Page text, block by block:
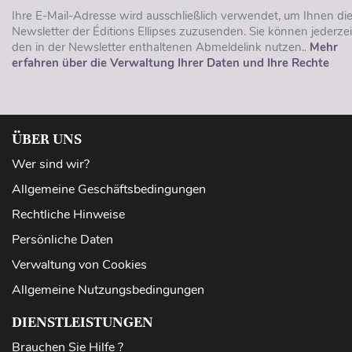
Ihre E-Mail-Adresse wird ausschließlich verwendet, um Ihnen die
Newsletter der Éditions Ellipses zuzusenden. Sie können
den in der Newsletter enthaltenen Abmeldelink nutzen.. Mehr
erfahren über die Verwaltung Ihrer Daten und Ihre Rechte
ÜBER UNS
Wer sind wir?
Allgemeine Geschäftsbedingungen
Rechtliche Hinweise
Persönliche Daten
Verwaltung von Cookies
Allgemeine Nutzungsbedingungen
DIENSTLEISTUNGEN
Brauchen Sie Hilfe ?